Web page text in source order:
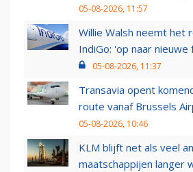
05-08-2026, 11:57
Willie Walsh neemt het
IndiGo: 'op naar
05-08-2026, 11:37
Transavia opent
route vanaf Brussels
05-08-2026, 10:46
KLM blijft net als veel
maatschappijen langer